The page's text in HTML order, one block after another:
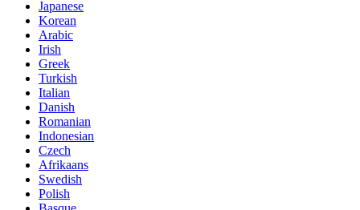
Japanese
Korean
Arabic
Irish
Greek
Turkish
Italian
Danish
Romanian
Indonesian
Czech
Afrikaans
Swedish
Polish